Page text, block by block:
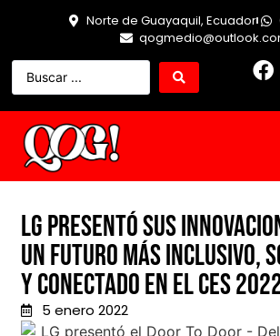
Norte de Guayaquil, Ecuador
LG presentó sus
un futuro más Inclusivo,
y Conectado en el CES
5 enero 2022